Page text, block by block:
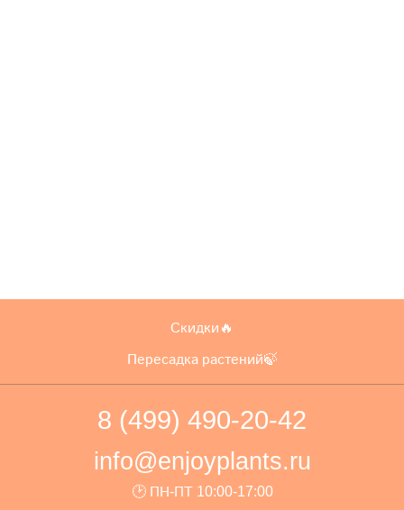
Скидки🔥
Пересадка растений🍃
8 (499) 490-20-42
info@enjoyplants.ru
🕑 ПН-ПТ 10:00-17:00